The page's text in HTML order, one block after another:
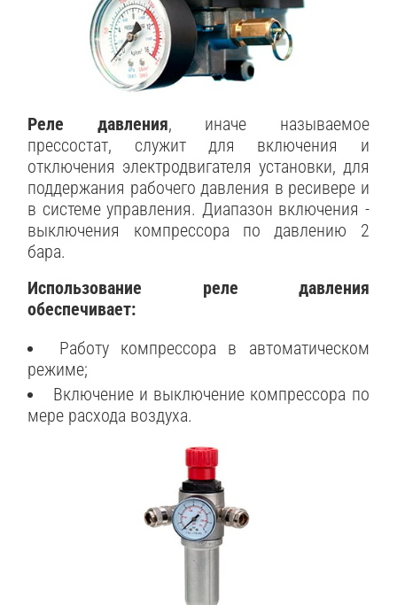
Реле давления, иначе называемое
прессостат, служит для включения и
отключения электродвигателя установки, для
поддержания рабочего давления в ресивере и
в системе управления. Диапазон включения -
выключения компрессора по давлению 2
бара.
Использование реле давления
обеспечивает:
Работу компрессора в автоматическом
режиме;
Включение и выключение компрессора по
мере расхода воздуха.